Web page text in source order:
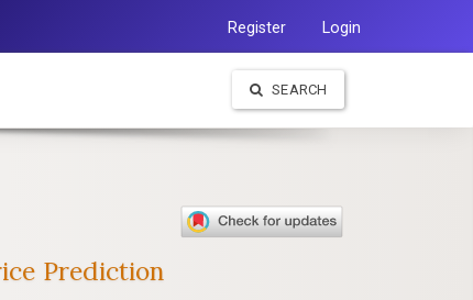
Register Login
SEARCH
Prediction